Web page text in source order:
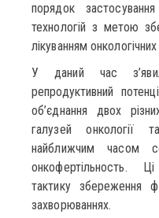
порядок
технологій з метою
лікуванням
У даний час
репродуктивний
об’єднання двох
галузей онкології
найближчим часом
онкофертільность.
тактику збереження
захворюваннях.